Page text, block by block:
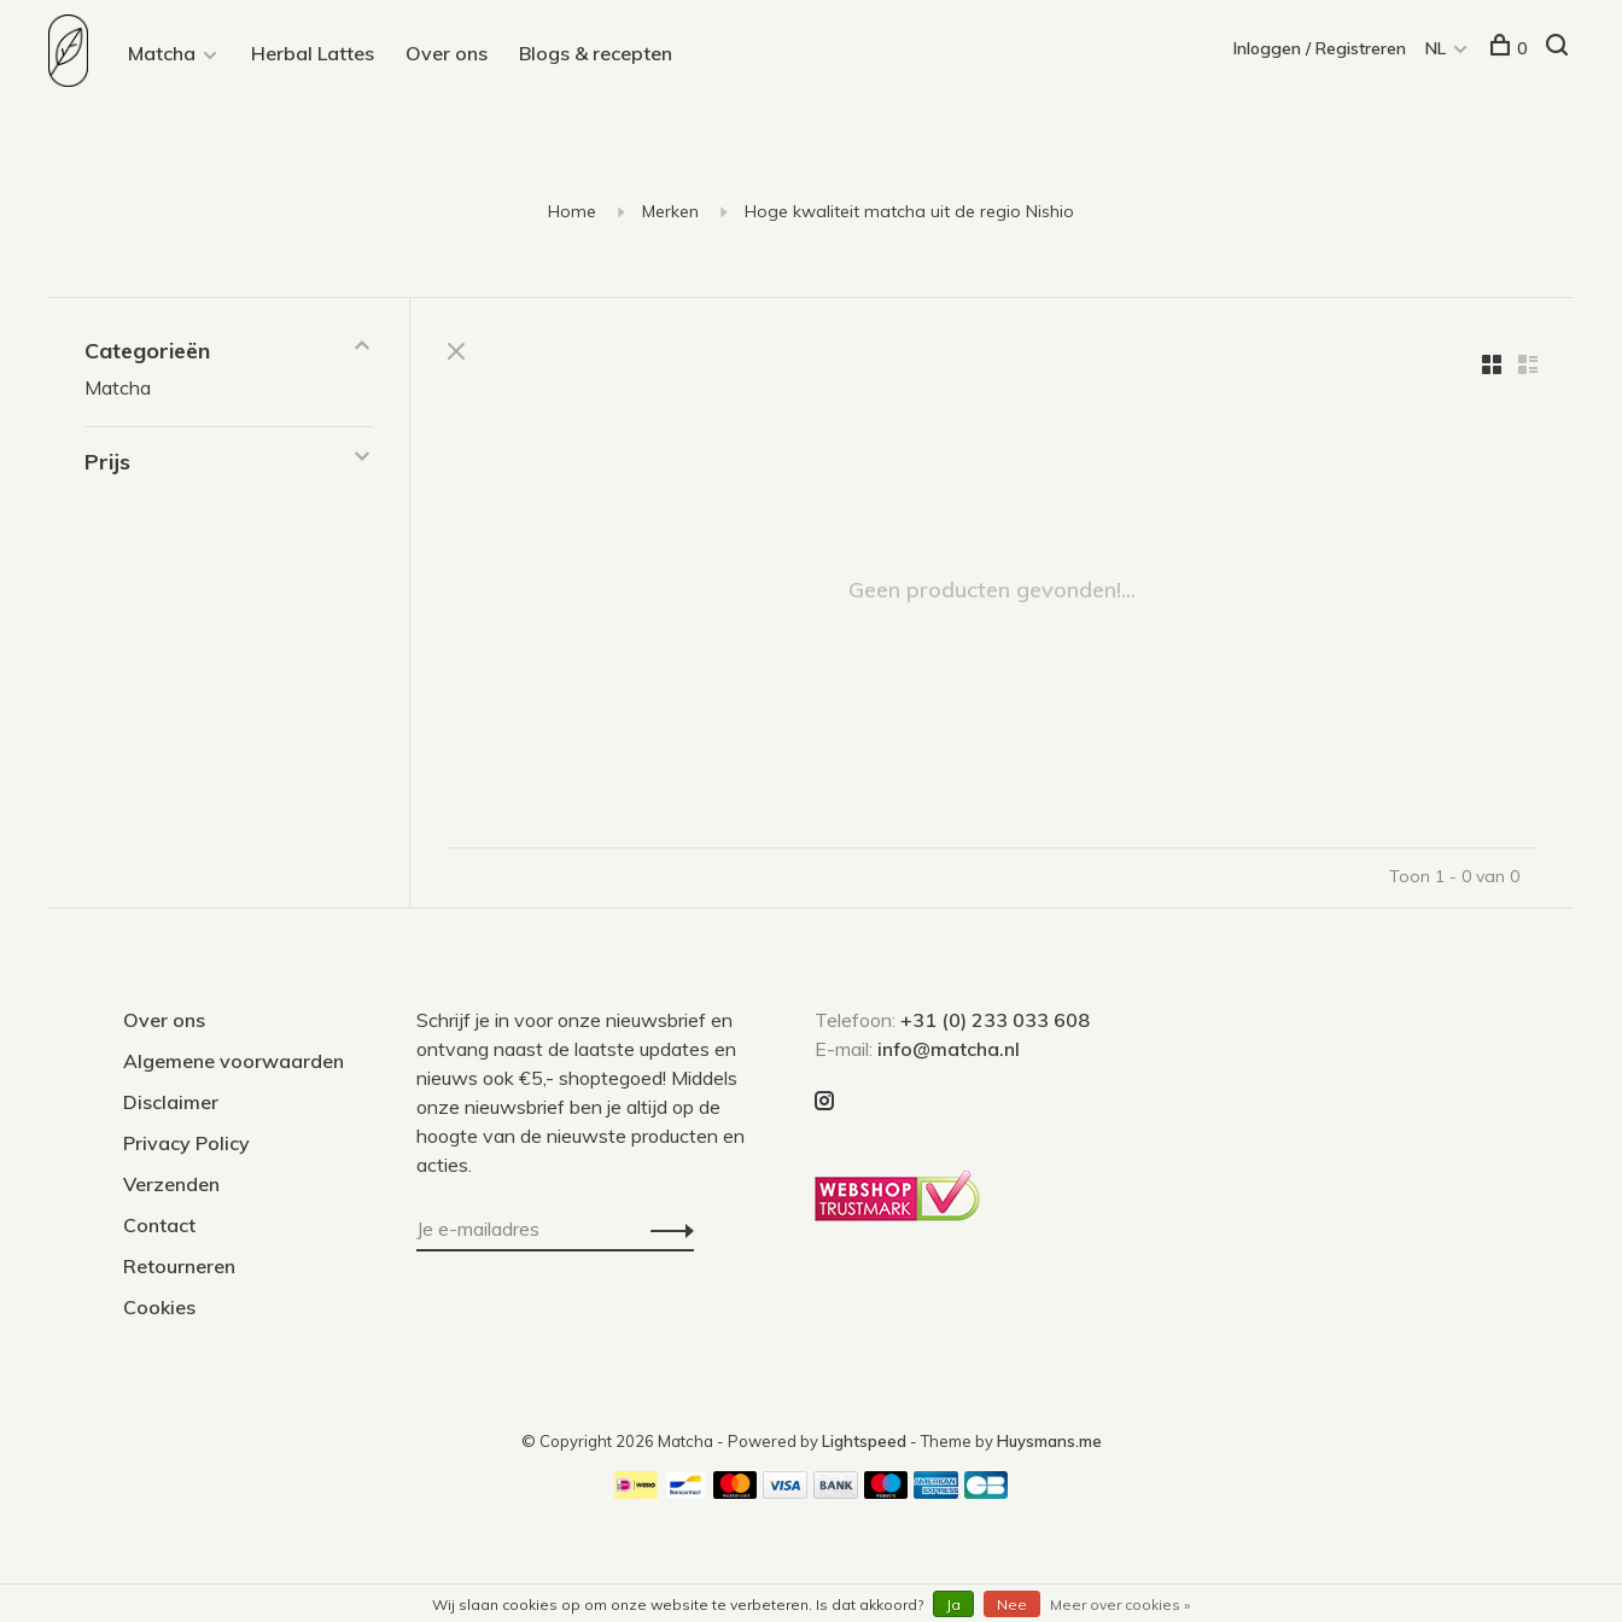
Matcha Herbal Lattes Over ons Blogs & recepten Inloggen / Registreren NL 0
Home Merken Hoge kwaliteit matcha uit de regio Nishio
Categorieën
Matcha
Prijs
Geen producten gevonden!...
Toon 1 - 0 van 0
Over ons
Algemene voorwaarden
Disclaimer
Privacy Policy
Verzenden
Contact
Retourneren
Cookies
Schrijf je in voor onze nieuwsbrief en
ontvang naast de laatste updates en
nieuws ook €5,- shoptegoed! Middels
onze nieuwsbrief ben je altijd op de
hoogte van de nieuwste producten en
acties.
Telefoon: +31 (0) 233 033 608
E-mail: info@matcha.nl
© Copyright 2026 Matcha - Powered byLightspeed - Theme byHuysmans.me
Wij slaan cookies op om onze website te verbeteren. Is dat akkoord? Ja Nee Meer over cookies »